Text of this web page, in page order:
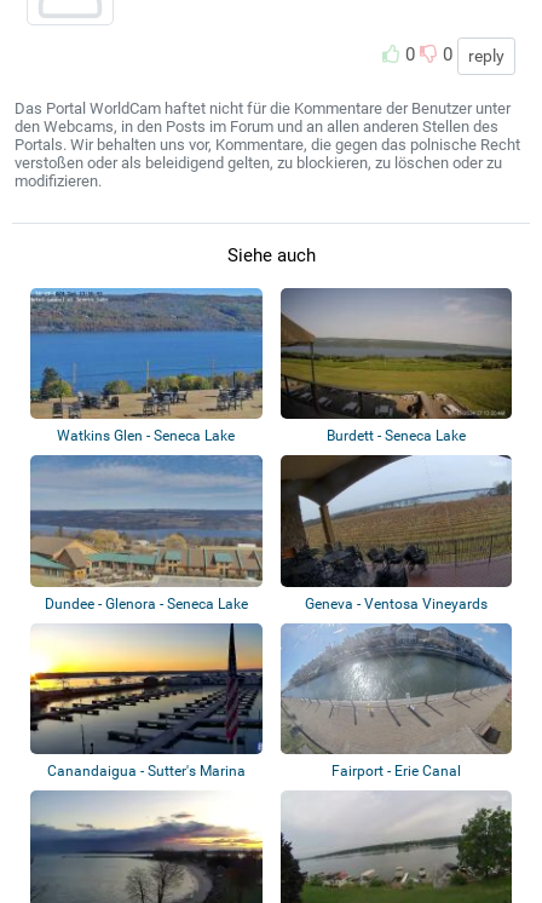
0 0 reply
Das Portal WorldCam haftet nicht für die Kommentare der Benutzer unter
den Webcams, in den Posts im Forum und an allen anderen Stellen des
Portals. Wir behalten uns vor, Kommentare, die gegen das polnische Recht
verstoßen oder als beleidigend gelten, zu blockieren, zu löschen oder zu
modifizieren.
Siehe auch
Watkins Glen - Seneca Lake Burdett - Seneca Lake
Dundee - Glenora - Seneca Lake Geneva - Ventosa Vineyards
Canandaigua - Sutter's Marina Fairport - Erie Canal